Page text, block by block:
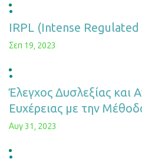
IRPL (Intense
Σεπ 19, 2023
Έλεγχος Δυσλεξίας και
Ευχέρειας με την
Αυγ 31, 2023